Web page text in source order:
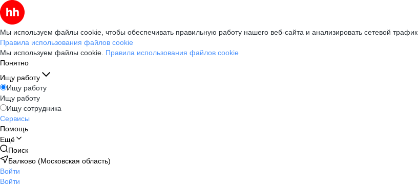
Мы используем файлы cookie, чтобы обеспечивать правильную работу нашего веб-сайта и анализировать сетевой трафик.
Правила использования файлов cookie
Мы используем файлы cookie. Правила использования файлов cookie
Понятно
Ищу работу
Ищу работу
Ищу работу
Ищу сотрудника
Сервисы
Помощь
Ещё
Поиск
Балково (Московская область)
Войти
Войти